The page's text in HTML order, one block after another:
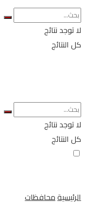
لا توجد نتائج
كل النتائج
لا توجد نتائج
كل النتائج
الرئيسيةمحافظات